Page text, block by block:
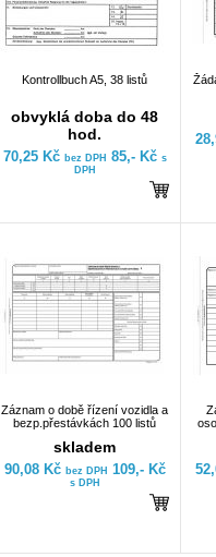
Kontrollbuch A5, 38 listů
obvyklá doba do 48
hod.
70,25 Kč bez DPH 85,- Kč s
DPH
Záznam o době řízení vozidla a
bezp.přestávkách 100 listů
skladem
90,08 Kč bez DPH 109,- Kč
s DPH